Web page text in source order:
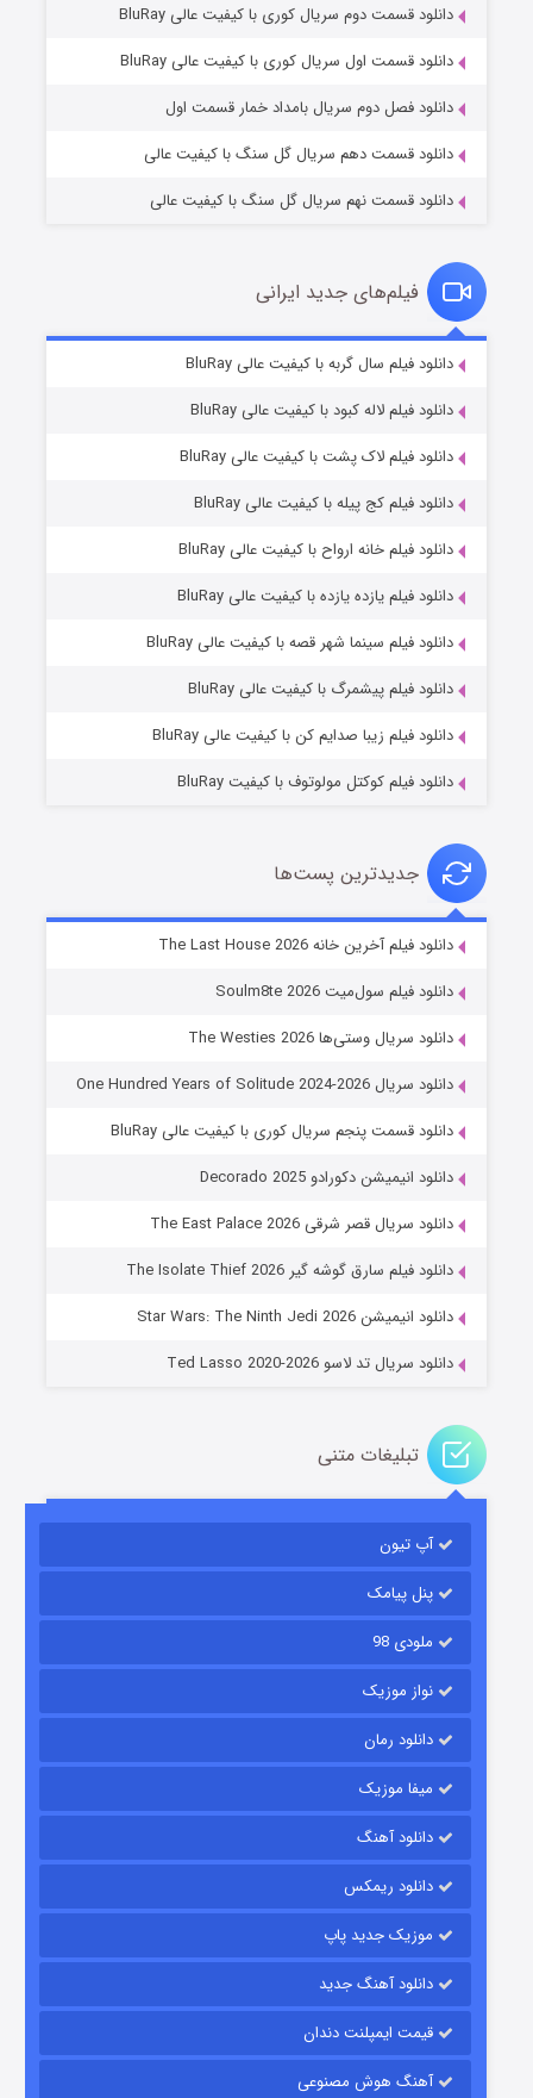
عملیات آپارتمان
قسمت۲ (زیرنویس) منتشر شد
قسمت۲ (زیرنویس) منتشر شد
شوگر فصل ۲
خاندان اژدها فصل ۳
قسمت۶ (زیرنویس) منتشر شد
قسمت
دانلود قسمت دوم سریال کوری با کیفیت عالی BluRay
دانلود قسمت اول سریال کوری با کیفیت عالی BluRay
دانلود فصل دوم سریال بامداد خمار قسمت اول
دانلود قسمت دهم سریال گل سنگ با کیفیت عالی
دانلود قسمت نهم سریال گل سنگ با کیفیت عالی
فیلم‌های جدید ایرانی
دانلود فیلم سال گربه با کیفیت عالی BluRay
دانلود فیلم لاله کبود با کیفیت عالی BluRay
دانلود فیلم لاک پشت با کیفیت عالی BluRay
دانلود فیلم کج‌ پیله با کیفیت عالی BluRay
دانلود فیلم خانه ارواح با کیفیت عالی BluRay
دانلود فیلم یازده یازده با کیفیت عالی BluRay
دانلود فیلم سینما شهر قصه با کیفیت عالی BluRay
دانلود فیلم پیشمرگ با کیفیت عالی BluRay
دانلود فیلم زیبا صدایم کن با کیفیت عالی BluRay
دانلود فیلم کوکتل مولوتوف با کیفیت BluRay
جدیدترین پست‌ها
دانلود فیلم آخرین خانه The Last House 2026
دانلود فیلم سول‌میت Soulm8te 2026
دانلود سریال وستی‌ها The Westies 2026
دانلود سریال One Hundred Years of Solitude 2024-2026
دانلود قسمت پنجم سریال کوری با کیفیت عالی BluRay
دانلود انیمیشن دکورادو Decorado 2025
دانلود سریال قصر شرقی The East Palace 2026
دانلود فیلم سارق گوشه گیر The Isolate Thief 2026
دانلود انیمیشن Star Wars: The Ninth Jedi 2026
دانلود سریال تد لاسو Ted Lasso 2020-2026
تبلیغات متنی
آپ تیون
پنل پیامک
ملودی 98
نواز موزیک
دانلود رمان
میفا موزیک
دانلود آهنگ
دانلود ریمکس
موزیک جدید پاپ
دانلود آهنگ جدید
قیمت ایمپلنت دندان
آهنگ هوش مصنوعی